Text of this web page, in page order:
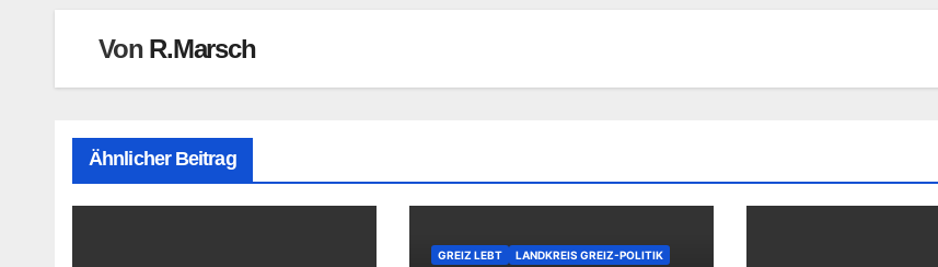
Von R.Marsch
Ähnlicher Beitrag
GREIZ LEBT LANDKREIS GREIZ-POLITIK